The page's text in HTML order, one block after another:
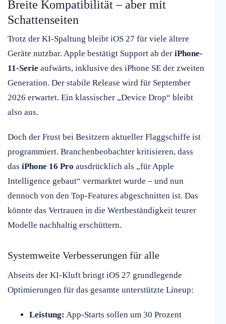
Breite Kompatibilität – aber mit
Schattenseiten
Trotz der KI-Spaltung bleibt iOS 27 für viele ältere
Geräte nutzbar. Apple bestätigt Support ab der iPhone-
11-Serie aufwärts, inklusive des iPhone SE der zweiten
Generation. Der stabile Release wird für September
2026 erwartet. Ein klassischer „Device Drop“ bleibt
also aus.
Doch der Frust bei Besitzern aktueller Flaggschiffe ist
programmiert. Branchenbeobachter kritisieren, dass
das iPhone 16 Pro ausdrücklich als „für Apple
Intelligence gebaut“ vermarktet wurde – und nun
dennoch von den Top-Features abgeschnitten ist. Das
könnte das Vertrauen in die Wertbeständigkeit teurer
Modelle nachhaltig erschüttern.
Systemweite Verbesserungen für alle
Abseits der KI-Kluft bringt iOS 27 grundlegende
Optimierungen für das gesamte unterstützte Lineup:
Leistung: App-Starts sollen um 30 Prozent